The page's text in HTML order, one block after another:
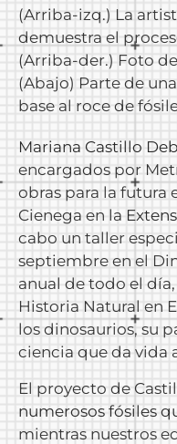
(Arriba-izq.) La
demuestra el
(Arriba-der.) Foto
(Abajo) Parte de
base al roce de
Mariana Castillo
encargados por
obras para la futura
Cienega en la
cabo un taller
septiembre en el
anual de todo el
Historia Natural en
los dinosaurios, su
ciencia que da vida
El proyecto de
numerosos fósiles
mientras nuestros